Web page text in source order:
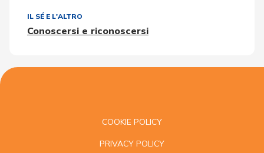
IL SÉ E L'ALTRO
Conoscersi e riconoscersi
COOKIE POLICY
PRIVACY POLICY